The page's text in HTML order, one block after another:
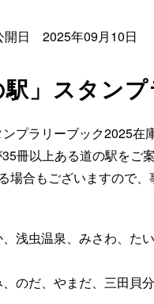
開日 2025年09月10日
」スタン
プラリーブック2025在
冊以上ある道の駅をご
場合もございますので、
浅虫温泉、みさわ、た
のだ、やまだ、三田貝